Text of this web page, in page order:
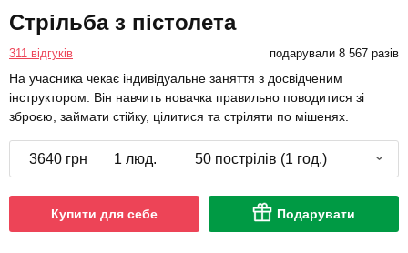
Стрільба з пістолета
311 відгуків подарували 8 567 разів
На учасника чекає індивідуальне заняття з досвідченим
інструктором. Він навчить новачка правильно поводитися зі
зброєю, займати стійку, цілитися та стріляти по мішенях.
3640 грн 1 люд. 50 пострілів (1 год.)
Купити для себе Подарувати